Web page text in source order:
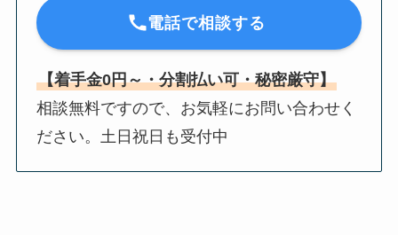
電話で相談する
【着手金0円～・分割払い可・秘密厳守】
相談無料ですので、お気軽にお問い合わせく
ださい。土日祝日も受付中